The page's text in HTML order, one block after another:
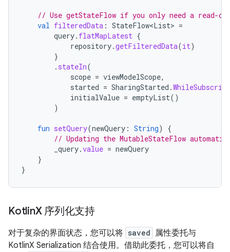
// Use getStateFlow if you only need a read-
val filteredData : StateFlow<List> =
query. flatMapLatest {
repository.getFilteredData(it)
}
. stateIn(
scope = viewModelScope,
started = SharingStarted .
initialValue = emptyList()
)
fun setQuery(newQuery : String)
{
// Updating the MutableStateFlow
_query.value = newQuery
}
}
KotlinX 序列化支持
对于复杂的界面状态，您可以将 saved 属性委托与
KotlinX Serialization 结合使用。借助此委托，您可以将自